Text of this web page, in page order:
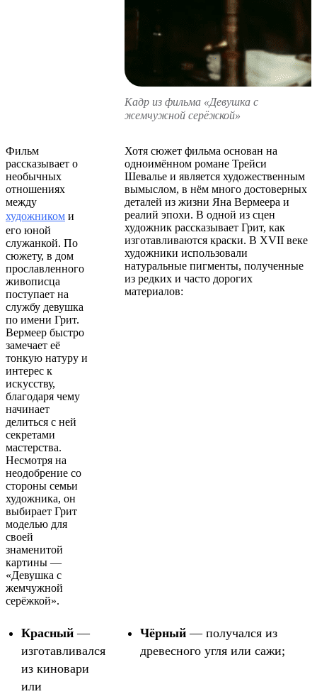
Кадр из фильма «Девушка с
жемчужной серёжкой»
Фильм
рассказывает о
необычных
отношениях
между
художником и
его юной
служанкой. По
сюжету, в дом
прославленного
живописца
поступает на
службу девушка
по имени Грит.
Вермеер быстро
замечает её
тонкую натуру и
интерес к
искусству,
благодаря чему
начинает
делиться с ней
секретами
мастерства.
Несмотря на
неодобрение со
стороны семьи
художника, он
выбирает Грит
моделью для
своей
знаменитой
картины —
«Девушка с
жемчужной
серёжкой».
Хотя сюжет фильма основан на
одноимённом романе Трейси
Шевалье и является художественным
вымыслом, в нём много достоверных
деталей из жизни Яна Вермеера и
реалий эпохи. В одной из сцен
художник рассказывает Грит, как
изготавливаются краски. В XVII веке
художники использовали
натуральные пигменты, полученные
из редких и часто дорогих
материалов:
Красный —
изготавливался
из киновари
или
Чёрный — получался из
древесного угля или сажи;